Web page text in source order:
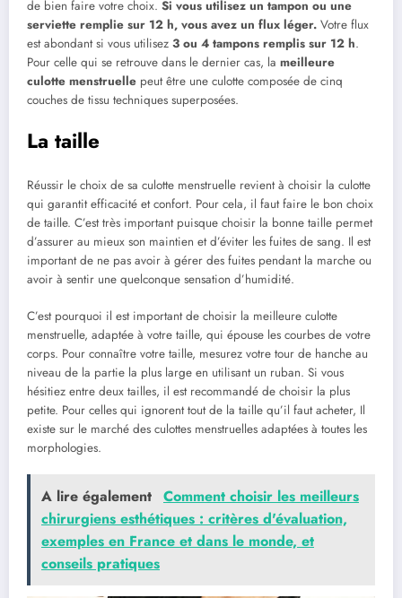
de bien faire votre choix. Si vous utilisez un tampon ou une
serviette remplie sur 12 h, vous avez un flux léger. Votre flux
est abondant si vous utilisez 3 ou 4 tampons remplis sur 12 h.
Pour celle qui se retrouve dans le dernier cas, la meilleure
culotte menstruelle peut être une culotte composée de cinq
couches de tissu techniques superposées.
La taille
Réussir le choix de sa culotte menstruelle revient à choisir la culotte
qui garantit efficacité et confort. Pour cela, il faut faire le bon choix
de taille. C’est très important puisque choisir la bonne taille permet
d’assurer au mieux son maintien et d’éviter les fuites de sang. Il est
important de ne pas avoir à gérer des fuites pendant la marche ou
avoir à sentir une quelconque sensation d’humidité.
C’est pourquoi il est important de choisir la meilleure culotte
menstruelle, adaptée à votre taille, qui épouse les courbes de votre
corps. Pour connaître votre taille, mesurez votre tour de hanche au
niveau de la partie la plus large en utilisant un ruban. Si vous
hésitiez entre deux tailles, il est recommandé de choisir la plus
petite. Pour celles qui ignorent tout de la taille qu’il faut acheter, Il
existe sur le marché des culottes menstruelles adaptées à toutes les
morphologies.
A lire également Comment choisir les meilleurs
chirurgiens esthétiques : critères d'évaluation,
exemples en France et dans le monde, et
conseils pratiques